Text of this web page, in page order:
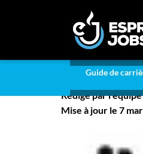
Créez un compte
Emplois
Guide de
Carrière Top
Top 5
Rédigé par
Mise à jour le 7